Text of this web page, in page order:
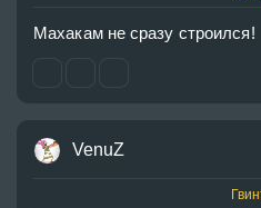
VenuZ
Махакам не сразу строился!